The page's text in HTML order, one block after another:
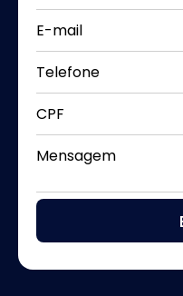
E-mail
Telefone
CPF
Mensagem